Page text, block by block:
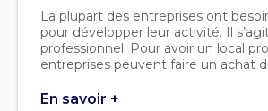
La plupart des entreprises ont
pour développer leur activité. Il
professionnel. Pour avoir un local
entreprises peuvent faire un achat
En savoir +